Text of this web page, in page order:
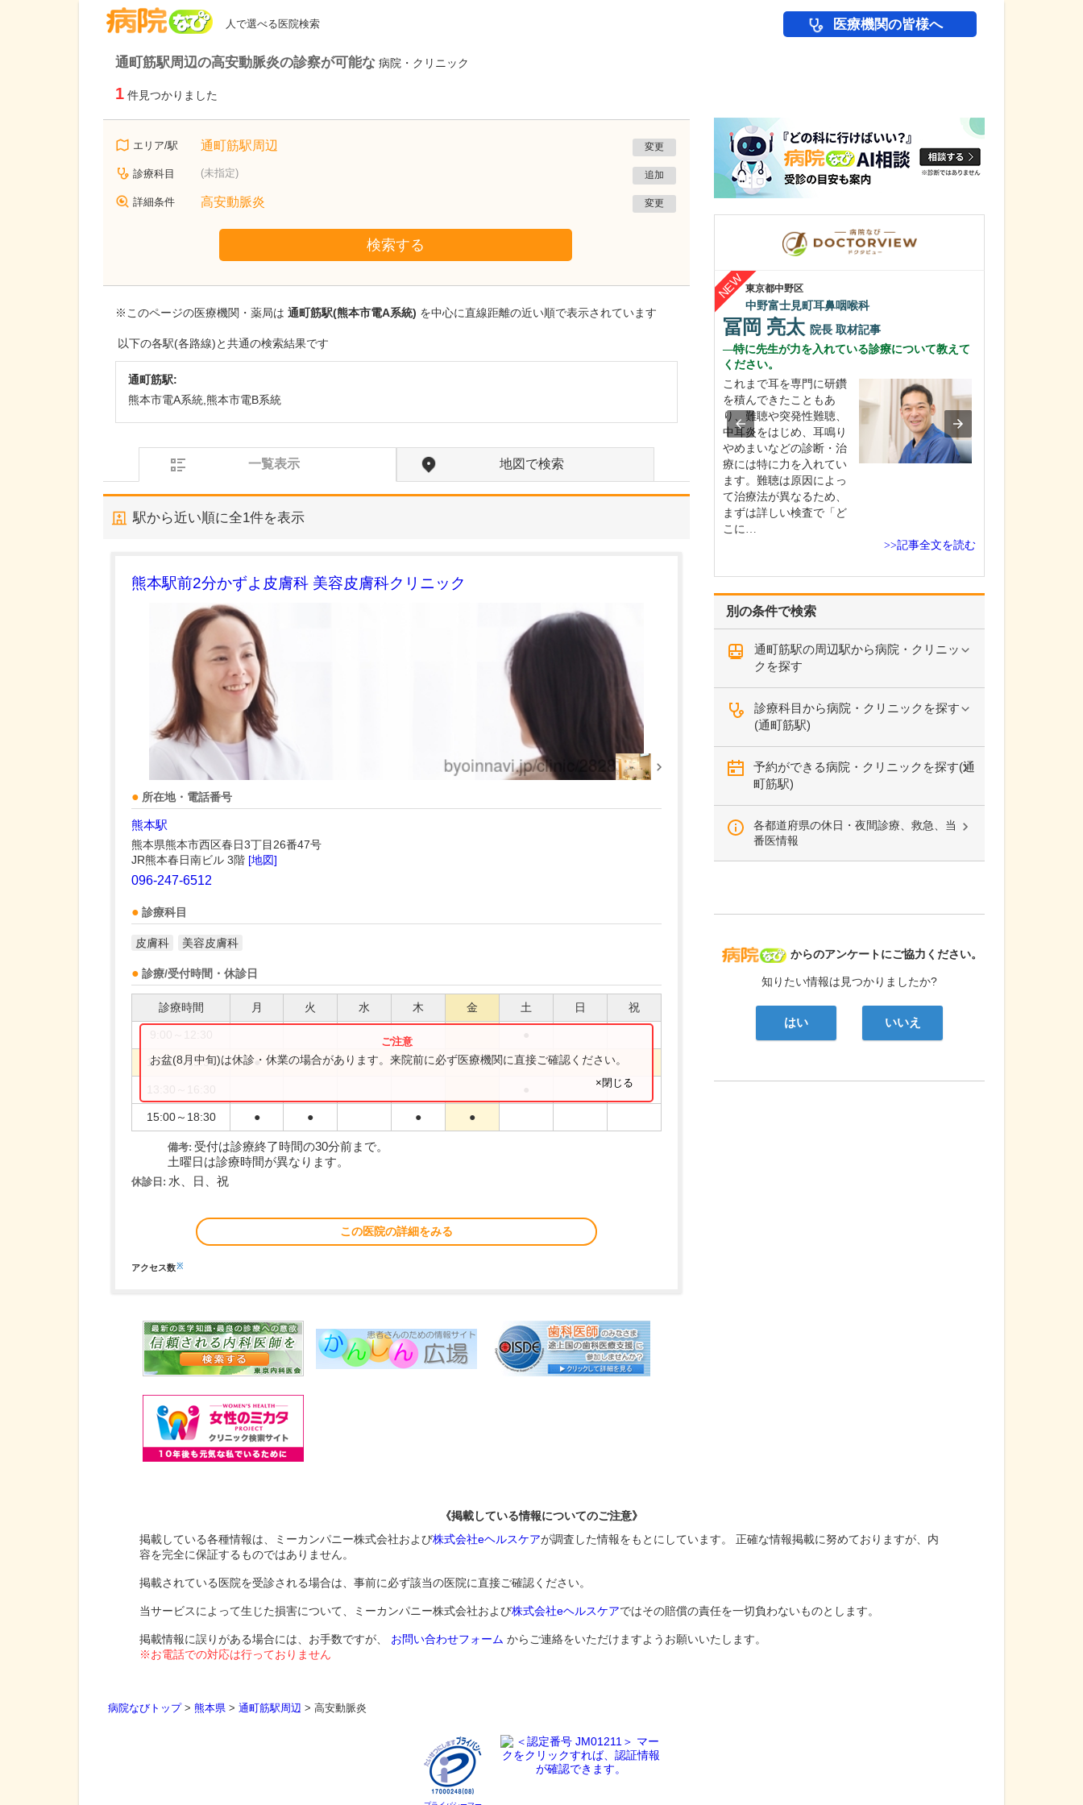
人で選べる医院検索 医療機関の皆様へ
通町筋駅周辺の高安動脈炎の診察が可能な 病院・クリニック
1 件見つかりました
エリア/駅 通町筋駅周辺 変更
診療科目 (未指定) 追加
詳細条件 高安動脈炎 変更
検索する
※このページの医療機関・薬局は 通町筋駅(熊本市電A系統) を中心に直線距離の近い順で表示されています
以下の各駅(各路線)と共通の検索結果です
通町筋駅:
熊本市電A系統,熊本市電B系統
一覧表示 地図で検索
駅から近い順に全1件を表示
熊本駅前2分かずよ皮膚科 美容皮膚科クリニック
所在地・電話番号
熊本駅
熊本県熊本市西区春日3丁目26番47号
JR熊本春日南ビル 3階 [地図]
096-247-6512
診療科目
皮膚科 美容皮膚科
診療/受付時間・休診日
診療時間 月 火 水 木 金 土 日 祝
10:00～13:30 ● ● ● ●
15:00～18:30 ● ● ● ●
お盆(8月中旬)は休診・休業の場合があります。来院前に必ず医療機関に直接ご確認ください。
×閉じる
備考: 受付は診療終了時間の30分前まで。
土曜日は診療時間が異なります。
休診日: 水、日、祝
この医院の詳細をみる
アクセス数※
別の条件で検索
通町筋駅の周辺駅から病院・クリニッ
クを探す
診療科目から病院・クリニックを探す
(通町筋駅)
予約ができる病院・クリニックを探す(通
町筋駅)
各都道府県の休日・夜間診療、救急、当
番医情報
病院なび
からのアンケートにご協力ください。
知りたい情報は見つかりましたか?
はい いいえ
熊本県熊本市南区
たかしお内科ハートクリニック
たのにはどのような理由があったのでしょうか?
ん。しかも、悪化と改善
を繰り返しながら病状は
だんだん悪くなっていき
ます。大学病院で後進の
東京都中野区
中野富士見町耳鼻咽喉科
冨岡 亮太 院長 取材記事
特に先生が力を入れている診療について教えて
ください。
これまで耳を専門に研鑽
を積んできたこともあ
り、難聴や突発性難聴、
中耳炎をはじめ、耳鳴り
やめまいなどの診断・治
療には特に力を入れてい
ます。難聴は原因によっ
て治療法が異なるため、
まずは詳しい検査で「ど
こに…
>>記事全文を読む
《掲載している情報についてのご注意》
掲載している各種情報は、ミーカンパニー株式会社および株式会社eヘルスケアが調査した情報をもとにしています。 正確な情報掲載に努めておりますが、内
容を完全に保証するものではありません。
掲載されている医院を受診される場合は、事前に必ず該当の医院に直接ご確認ください。
当サービスによって生じた損害について、ミーカンパニー株式会社および株式会社eヘルスケアではその賠償の責任を一切負わないものとします。
掲載情報に誤りがある場合には、お手数ですが、 お問い合わせフォーム からご連絡をいただけますようお願いいたします。
※お電話での対応は行っておりません
病院なびトップ> 熊本県 > 通町筋駅周辺 > 高安動脈炎